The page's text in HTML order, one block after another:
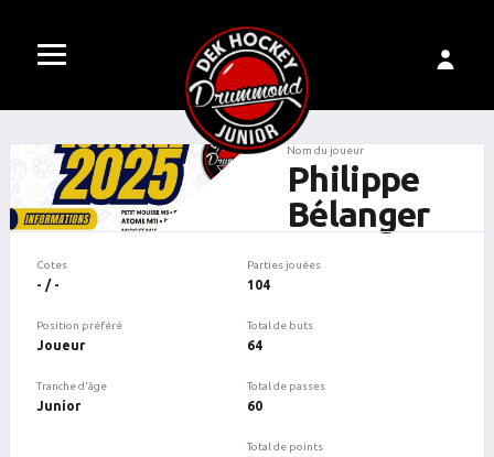
Nom du joueur
Philippe
Bélanger
Cotes
- / -
Position préféré
Joueur
Tranche d'âge
Junior
Parties jouées
104
Total de buts
64
Total de passes
60
Total de points